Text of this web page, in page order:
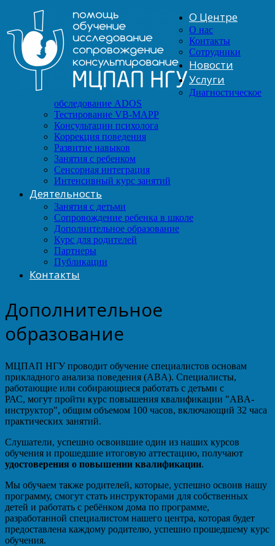
О Центре
О нас
Контакты
Сотрудники
Новости
Услуги
Диагностическое
обследование ADOS
Тестирование VB-MAPP
Консультации психолога
Коррекция поведения
Развитие навыков
Занятия с ребенком
Сенсорная интеграция
Интенсивный курс занятий
Деятельность
Занятия с детьми
Сопровождение ребенка в школе
Дополнительное образование
Курс для родителей
Партнеры
Публикации
Контакты
Дополнительное
образование
МЦПАП НГУ проводит обучение специалистов основам
прикладного анализа поведения (ABA). Специалисты,
работающие или собирающиеся работать с детьми с
РАС, могут пройти курс повышения квалификации "ABA-
инструктор", общим объемом 100 часов, включающий 32 часа
практических занятий.
Слушатели, успешно освоившие один из наших курсов
обучения и прошедшие итоговую аттестацию, получают
удостоверения о повышении квалификации.
Мы обучаем также родителей, которые, успешно освоив нашу
программу, смогут стать инструкторами для собственных
детей и работать с ребёнком дома по программе,
разработанной специалистом нашего центра, которая будет
предоставлена каждому родителю, успешно прошедшему курс
обучения.